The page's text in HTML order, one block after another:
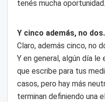
tenés mucha oportunidad.
Y cinco además, no dos.
Claro, además cinco, no
Y en general, algún día le
que escribe para tus
casos, pero hay más
terminan definiendo una